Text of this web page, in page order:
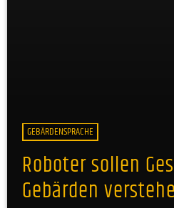
GEBÄRDENSPRACHE
Roboter sollen
Gebärden